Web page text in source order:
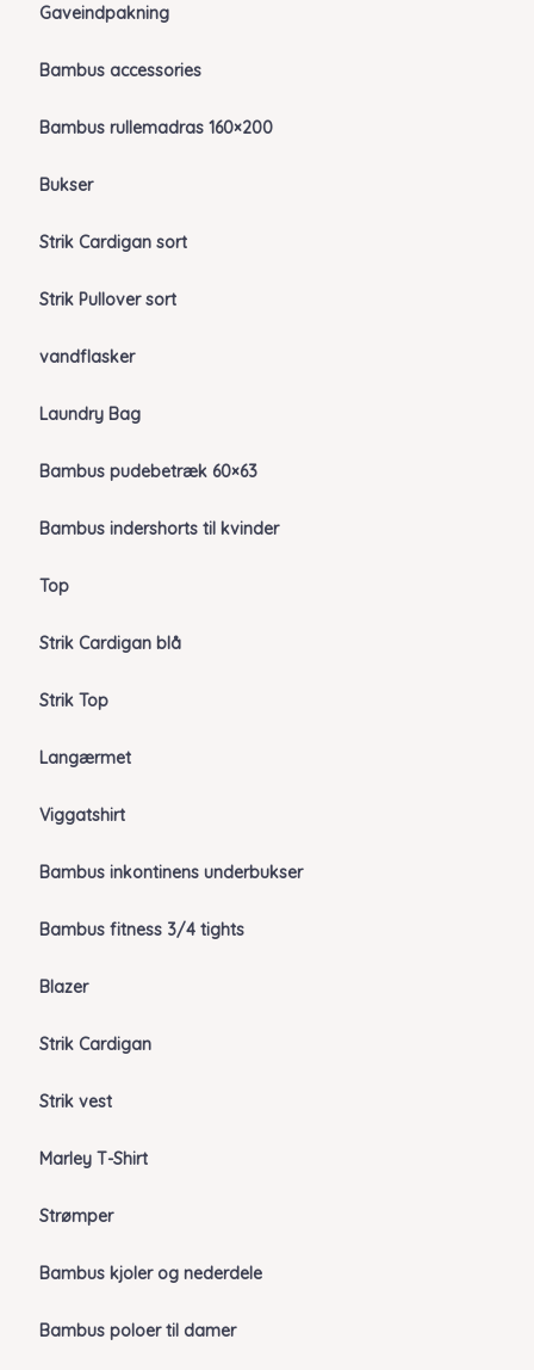
Gaveindpakning
Bambus accessories
Bambus rullemadras 160×200
Bukser
Strik Cardigan sort
Strik Pullover sort
vandflasker
Laundry Bag
Bambus pudebetræk 60×63
Bambus indershorts til kvinder
Top
Strik Cardigan blå
Strik Top
Langærmet
Viggatshirt
Bambus inkontinens underbukser
Bambus fitness 3/4 tights
Blazer
Strik Cardigan
Strik vest
Marley T-Shirt
Strømper
Bambus kjoler og nederdele
Bambus poloer til damer